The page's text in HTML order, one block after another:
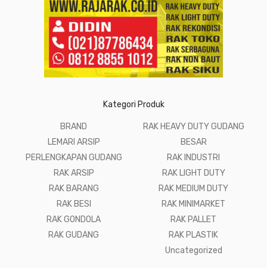
Kategori Produk
BRAND
LEMARI ARSIP
PERLENGKAPAN GUDANG
RAK ARSIP
RAK BARANG
RAK BESI
RAK GONDOLA
RAK GUDANG
RAK HEAVY DUTY GUDANG
BESAR
RAK INDUSTRI
RAK LIGHT DUTY
RAK MEDIUM DUTY
RAK MINIMARKET
RAK PALLET
RAK PLASTIK
Uncategorized